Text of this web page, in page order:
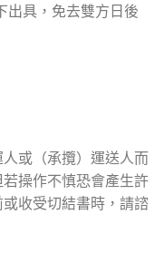
出具，免去雙方日後
或（承攬）運送人而
操作不慎恐會產生許
收受切結書時，請諮